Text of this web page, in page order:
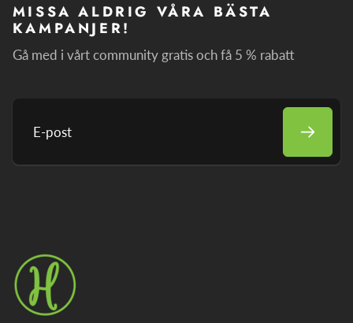
MISSA ALDRIG VÅRA BÄSTA
KAMPANJER!
Gå med i vårt community gratis och få 5 % rabatt
E-